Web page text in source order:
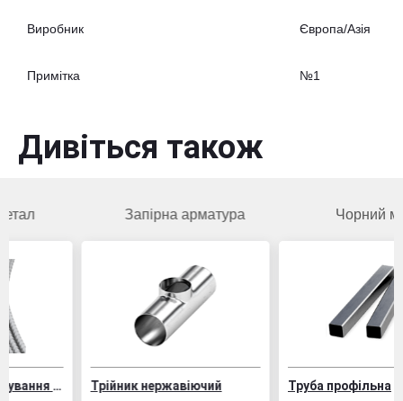
Виробник Європа/Азія
Примітка №1
Дивіться також
Дріт ВР-1 для армування залізобетонних конструкцій
Запірна арматура
Трійник нержавіючий
Чорний метал
Труба профільна